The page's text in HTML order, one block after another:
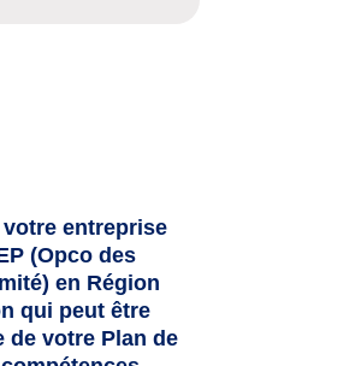
entreprise
(Opco des
en Région
qui peut être
de votre Plan de